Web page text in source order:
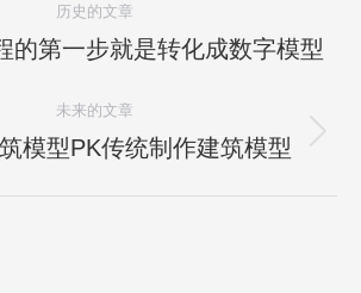
历史的文章
历
的
文
的第一步就是转化成数字模型
未来的文章
未
模型PK传统制作建筑模型